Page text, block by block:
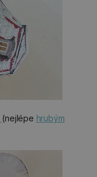
(nejlépe hrubým